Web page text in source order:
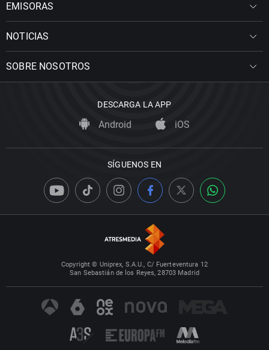
EMISORAS
NOTICIAS
SOBRE NOSOTROS
DESCARGA LA APP
Android iOS
SÍGUENOS EN
Copyright © Uniprex, S.A.U., C/ Fuerteventura 12
San Sebastián de los Reyes, 28703 Madrid